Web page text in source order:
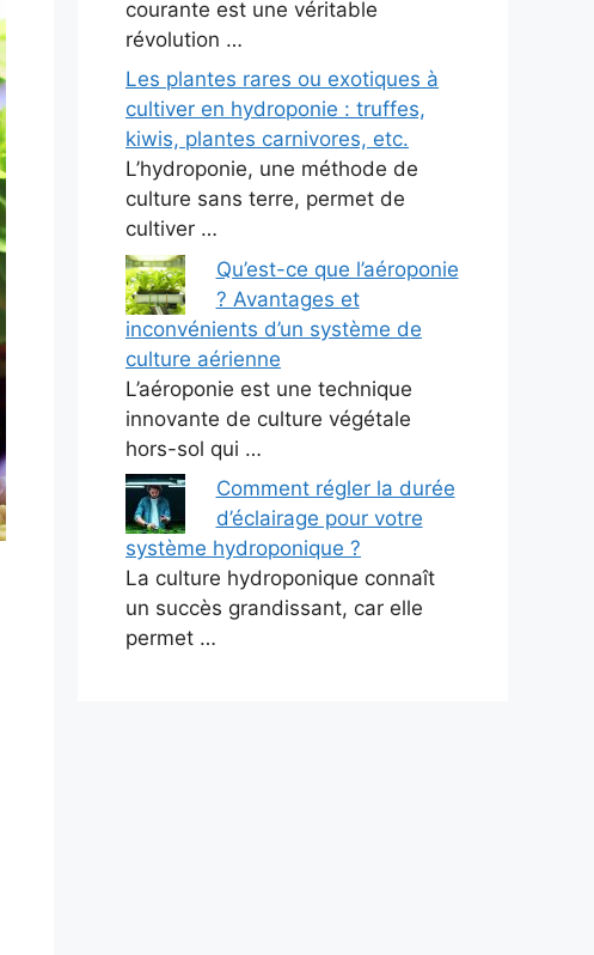
courante est une véritable
révolution …
Les plantes rares ou exotiques à
cultiver en hydroponie : truffes,
kiwis, plantes carnivores, etc.
L’hydroponie, une méthode de
culture sans terre, permet de
cultiver …
Qu’est-ce que l’aéroponie
? Avantages et
inconvénients d’un système de
culture aérienne
L’aéroponie est une technique
innovante de culture végétale
hors-sol qui …
Comment régler la durée
d’éclairage pour votre
système hydroponique ?
La culture hydroponique connaît
un succès grandissant, car elle
permet …